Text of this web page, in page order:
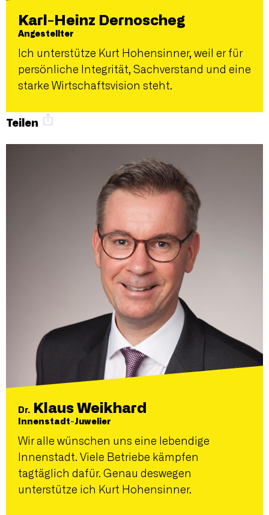
Karl-Heinz Dernoscheg
Angestellter
Ich unterstütze Kurt Hohensinner, weil er für
persönliche Integrität, Sachverstand und eine
starke Wirtschaftsvision steht.
Teilen
Dr. Klaus Weikhard
Innenstadt-Juwelier
Wir alle wünschen uns eine lebendige
Innenstadt. Viele Betriebe kämpfen
tagtäglich dafür. Genau deswegen
unterstütze ich Kurt Hohensinner.